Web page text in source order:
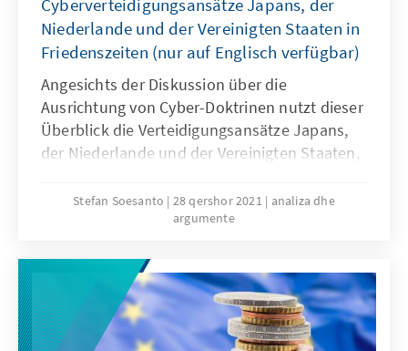
Cyberverteidigungsansätze Japans, der
Niederlande und der Vereinigten Staaten in
Friedenszeiten (nur auf Englisch verfügbar)
Angesichts der Diskussion über die
Ausrichtung von Cyber-Doktrinen nutzt dieser
Überblick die Verteidigungsansätze Japans,
der Niederlande und der Vereinigten Staaten,
veranschaulichen. Der Vergleich dieser drei
Länder verdeutlicht anhand der Kernleitlinien,
operativen Verhaltens das Spektrum
defensiver bis offensive Ansätze.
Stefan Soesanto 28 qershor 2021
analiza dhe
argumente